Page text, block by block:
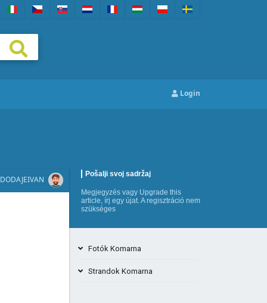
Login
Pošalji svoj sadržaj
Megjegyzés vagy Upgrade this
article, írj egy újat. A regisztráció nem
szükséges
DODAJEIVAN
Fotók Komarna
Strandok Komarna